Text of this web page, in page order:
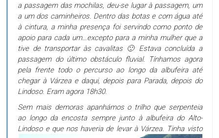
a passagem das mochilas, deu-se lugar à passagem, um
a um dos caminheiros. Dentro das botas e com água até
à cintura, a minha presença foi servindo como ponto de
apoio para cada um…excepto para a minha mulher que a
tive de transportar às cavalitas 🙂 Estava concluída a
passagem do último obstáculo fluvial. Tínhamos agora
pela frente todo o percurso ao longo da albufeira até
chegar à Várzea e daqui, depois para Parada, depois do
Lindoso. Eram agora 18h30.
Sem mais demoras apanhámos o trilho que serpenteia
ao longo da encosta sempre junto à albufeira do Alto-
Lindoso e que nos haveria de levar à Várzea. Tinhavisto